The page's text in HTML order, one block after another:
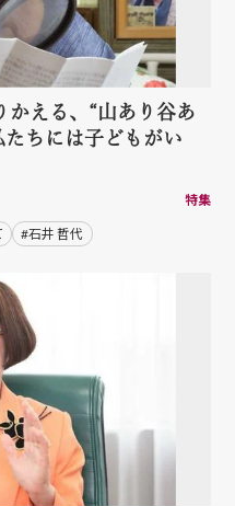
かえる、“山あり谷あ
たちには子どもがい
特集
#石井 哲代